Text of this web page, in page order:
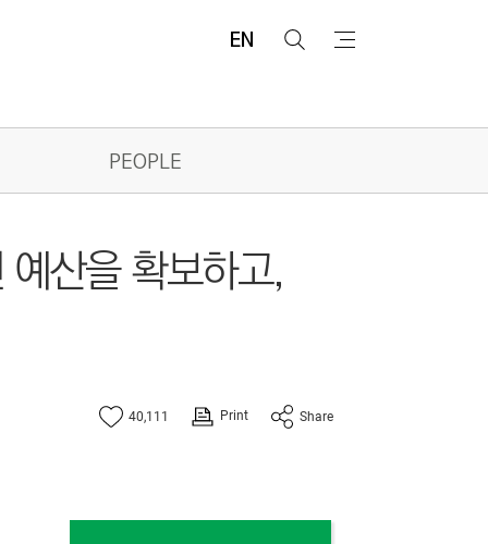
EN
검
PEOPLE
산을 확보하고,
40,111 Print Share